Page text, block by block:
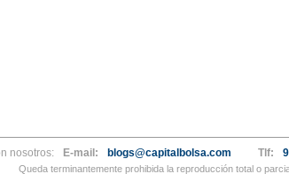
nosotros: E-mail: blogs@capitalbolsa.com Tlf:
Queda terminantemente prohibida la reproducción total o